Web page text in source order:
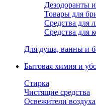
Дезодоранты
Товары для
Средства для
Средства для
Для душа, ванны и
Бытовая химия и
Стирка
Чистящие средства
Освежители воздуха